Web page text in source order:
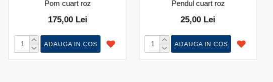
Pom cuart roz
175,00 Lei
ADAUGA IN COS
Pendul cuart roz
25,00 Lei
ADAUGA IN COS